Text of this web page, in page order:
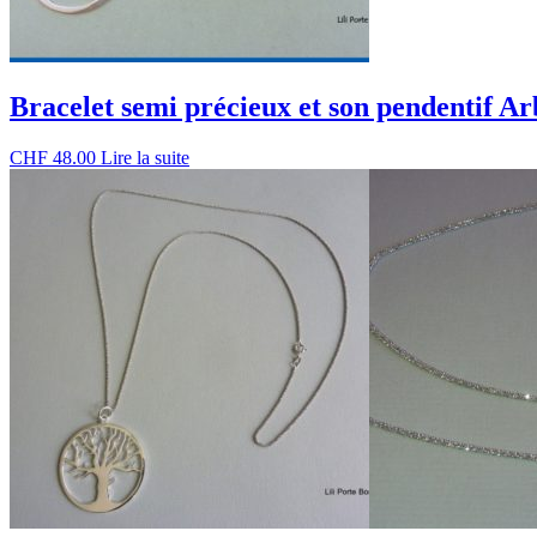
Bracelet semi précieux et son pendentif
CHF 48.00 Lire la suite